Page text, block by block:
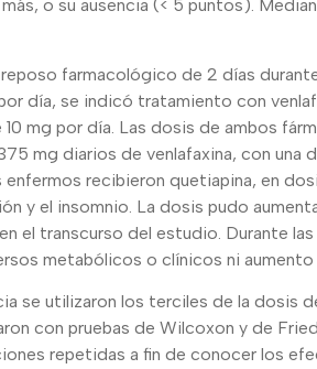
o su ausencia (< 5 puntos).
farmacológico de 2 días
día, se indicó tratamiento con
mg por día. Las dosis de ambos
mg diarios de venlafaxina, con
recibieron quetiapina, en
y el insomnio. La dosis pudo
el transcurso del estudio. Durante
metabólicos o clínicos ni aumento
se utilizaron los terciles de la dosis
con pruebas de Wilcoxon y de
repetidas a fin de conocer los